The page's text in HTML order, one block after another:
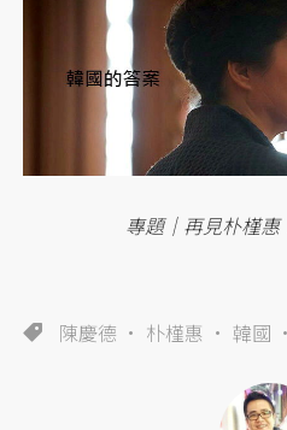
專題｜再見朴槿惠
陳慶德 朴槿惠 韓國